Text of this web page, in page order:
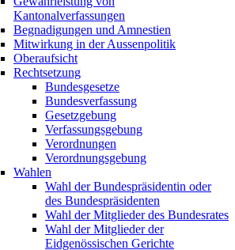
Kantonalverfassungen
Begnadigungen und Amnestien
Mitwirkung in der Aussenpolitik
Oberaufsicht
Rechtsetzung
Bundesgesetze
Bundesverfassung
Gesetzgebung
Verfassungsgebung
Verordnungen
Verordnungsgebung
Wahlen
Wahl der Bundespräsidentin oder
des Bundespräsidenten
Wahl der Mitglieder des Bundesrates
Wahl der Mitglieder der
Eidgenössischen Gerichte